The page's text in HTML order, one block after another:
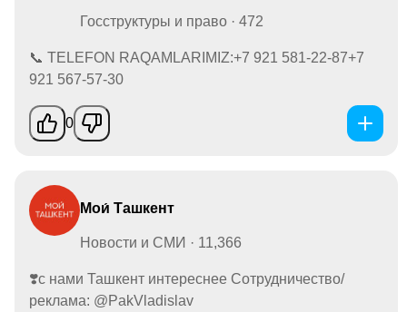
Госструктуры и право · 472
📞 TELEFON RAQAMLARIMIZ:+7 921 581‑22‑87+7
921 567‑57‑30
0
Мои́ Ташкент
Новости и СМИ · 11,366
❣️с нами Ташкент интереснее Сотрудничество/
реклама: @PakVladislav